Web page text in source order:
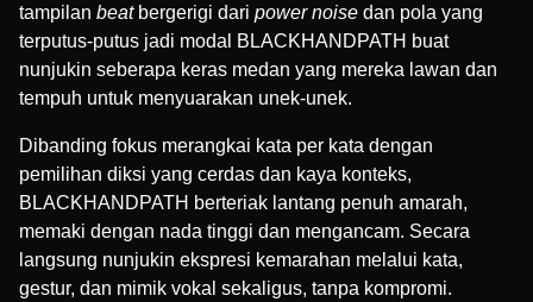
tampilan beat bergerigi dari power noise dan pola yang
terputus-putus jadi modal BLACKHANDPATH buat
nunjukin seberapa keras medan yang mereka lawan dan
tempuh untuk menyuarakan unek-unek.
Dibanding fokus merangkai kata per kata dengan
pemilihan diksi yang cerdas dan kaya konteks,
BLACKHANDPATH berteriak lantang penuh amarah,
memaki dengan nada tinggi dan mengancam. Secara
langsung nunjukin ekspresi kemarahan melalui kata,
gestur, dan mimik vokal sekaligus, tanpa kompromi.